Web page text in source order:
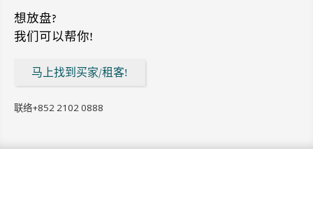
想放盘?
我们可以帮你!
马上找到买家/租客!
联络+852 2102 0888